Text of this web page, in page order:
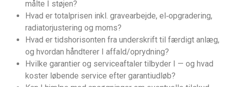
målte I støjen?
Hvad er totalprisen inkl. gravearbejde, el‑opgradering,
radiatorjustering og moms?
Hvad er tidshorisonten fra underskrift til færdigt anlæg,
og hvordan håndterer I affald/oprydning?
Hvilke garantier og serviceaftaler tilbyder I — og hvad
koster løbende service efter garantiudløb?